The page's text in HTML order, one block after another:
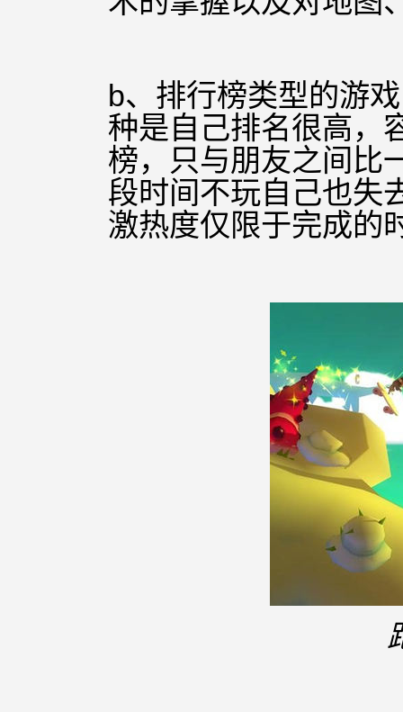
b、排行榜类型的游
种是自己排名很高，
榜，只与朋友之间比
段时间不玩自己也失
激热度仅限于完成的